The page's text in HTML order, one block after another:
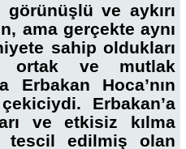
görünüşlü ve aykırı
ama gerçekte aynı
sahip oldukları
ortak ve mutlak
Erbakan Hoca’nın
Erbakan’a
ve etkisiz kılma
tescil edilmiş olan